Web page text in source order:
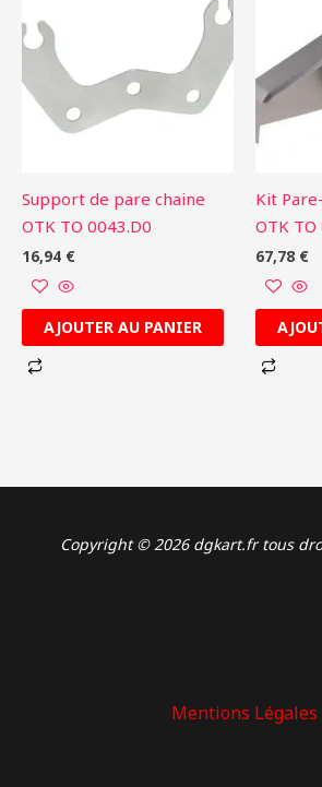
Support de pare chaine
OTK TO 0043.D0
16,94 €
AJOUTER AU PANIER
Kit
OTK TO
67,78 €
Copyright © 2026 dgkart.fr tous
Mentions Légales